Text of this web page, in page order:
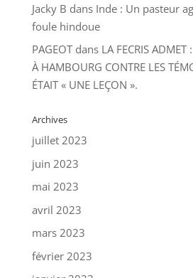
Jacky B dans Inde : Un pasteur
foule hindoue
PAGEOTdans LA FECRIS ADMET
À HAMBOURG CONTRE LES
ÉTAIT « UNE LEÇON ».
Archives
juillet 2023
juin 2023
mai 2023
avril 2023
mars 2023
février 2023